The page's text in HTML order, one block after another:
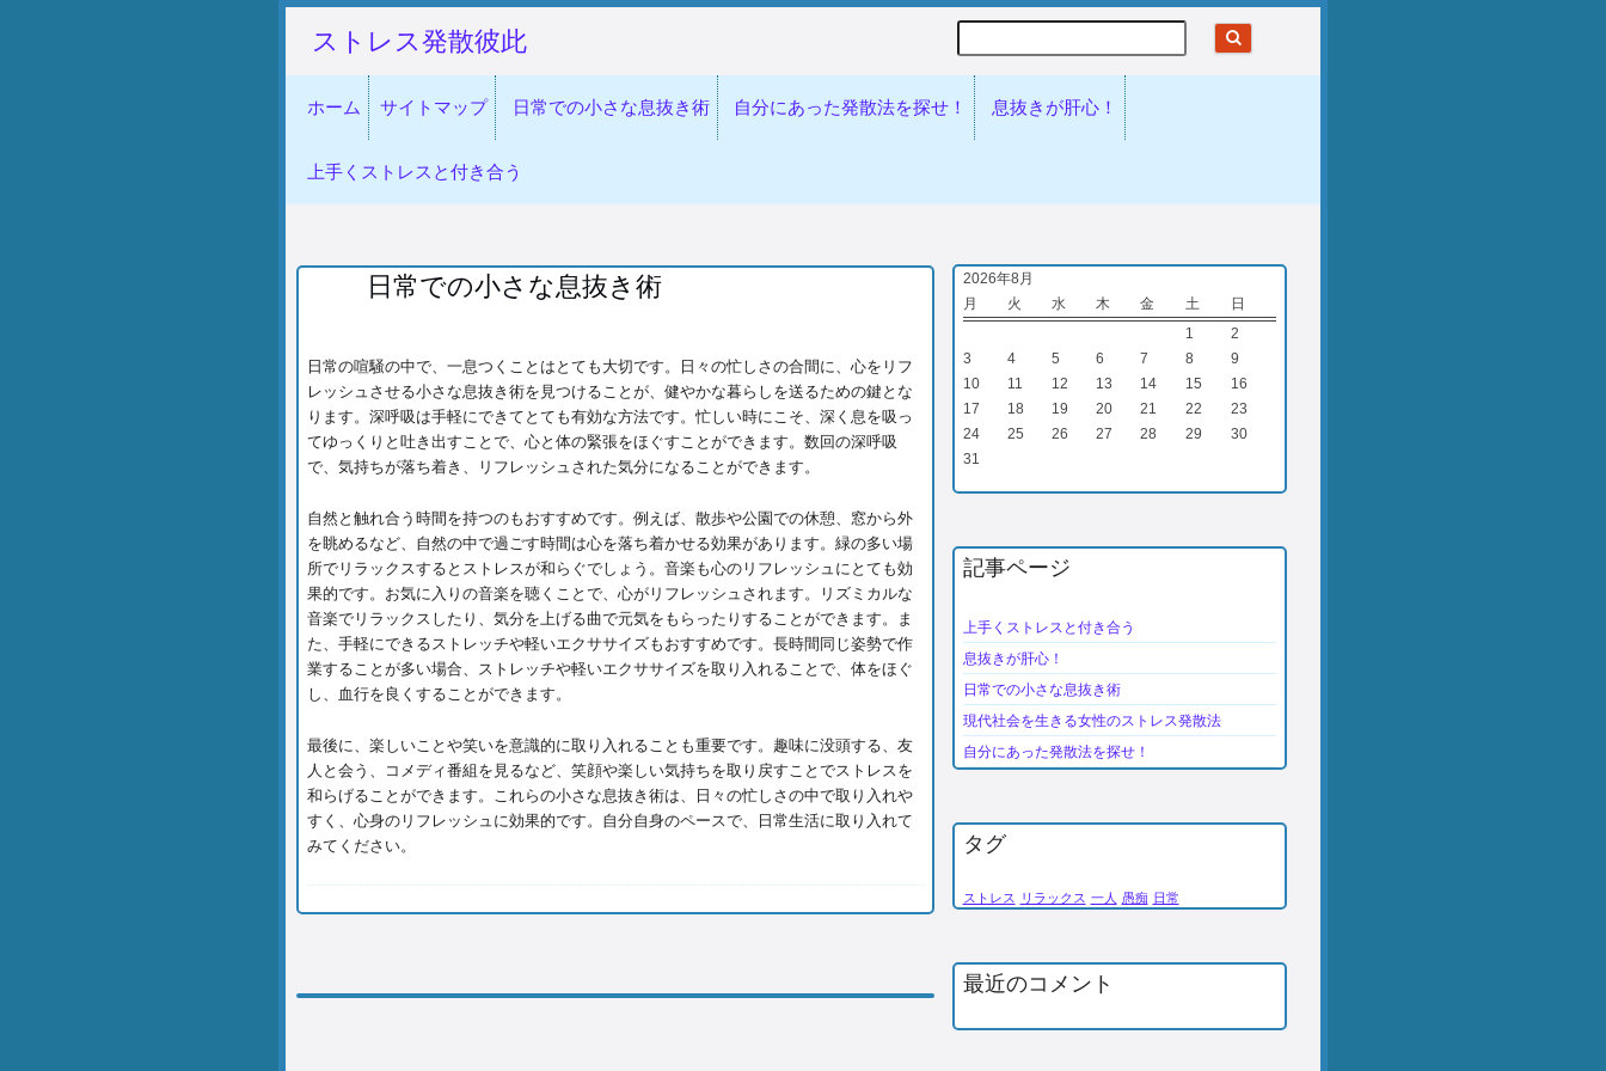
ストレス発散彼此
ホーム サイトマップ 日常での小さな息抜き術 自分にあった発散法を探せ！ 息抜きが肝心！
上手くストレスと付き合う
日常での小さな息抜き術
日常の喧騒の中で、一息つくことはとても大切です。日々の忙しさの合間に、心をリフ
レッシュさせる小さな息抜き術を見つけることが、健やかな暮らしを送るための鍵とな
ります。深呼吸は手軽にできてとても有効な方法です。忙しい時にこそ、深く息を吸っ
てゆっくりと吐き出すことで、心と体の緊張をほぐすことができます。数回の深呼吸
で、気持ちが落ち着き、リフレッシュされた気分になることができます。
自然と触れ合う時間を持つのもおすすめです。例えば、散歩や公園での休憩、窓から外
を眺めるなど、自然の中で過ごす時間は心を落ち着かせる効果があります。緑の多い場
所でリラックスするとストレスが和らぐでしょう。音楽も心のリフレッシュにとても効
果的です。お気に入りの音楽を聴くことで、心がリフレッシュされます。リズミカルな
音楽でリラックスしたり、気分を上げる曲で元気をもらったりすることができます。ま
た、手軽にできるストレッチや軽いエクササイズもおすすめです。長時間同じ姿勢で作
業することが多い場合、ストレッチや軽いエクササイズを取り入れることで、体をほぐ
し、血行を良くすることができます。
最後に、楽しいことや笑いを意識的に取り入れることも重要です。趣味に没頭する、友
人と会う、コメディ番組を見るなど、笑顔や楽しい気持ちを取り戻すことでストレスを
和らげることができます。これらの小さな息抜き術は、日々の忙しさの中で取り入れや
すく、心身のリフレッシュに効果的です。自分自身のペースで、日常生活に取り入れて
みてください。
2026年8月
月
火 水 木 金 土
日
1
2
3
4 5 6 7 8
9
10
11 12 13 14 15
16
17
18 19 20 21 22
23
24
25 26 27 28 29
30
31
記事ページ
上手くストレスと付き合う
息抜きが肝心！
日常での小さな息抜き術
現代社会を生きる女性のストレス発散法
自分にあった発散法を探せ！
タグ
ストレス リラックス 一人 愚痴 日常
最近のコメント